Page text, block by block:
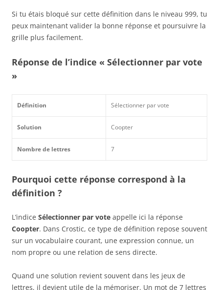
Si tu étais bloqué sur cette définition dans le niveau 999, tu
peux maintenant valider la bonne réponse et poursuivre la
grille plus facilement.
Réponse de l’indice « Sélectionner par vote
»
Définition Sélectionner par vote
Solution Coopter
Nombre de lettres 7
Pourquoi cette réponse correspond à la
définition ?
L’indice Sélectionner par vote appelle ici la réponse
Coopter. Dans Crostic, ce type de définition repose souvent
sur un vocabulaire courant, une expression connue, un
nom propre ou une relation de sens directe.
Quand une solution revient souvent dans les jeux de
lettres, il devient utile de la mémoriser. Un mot de 7 lettres